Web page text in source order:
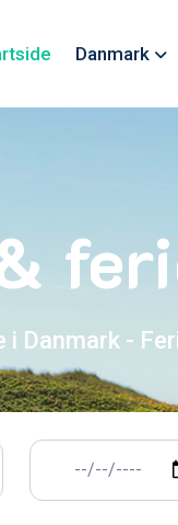
Danmark
Danmark -